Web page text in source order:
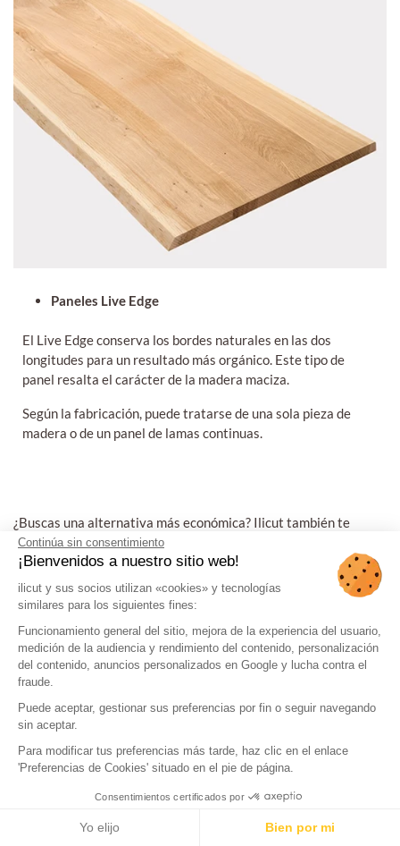
Continúa sin consentimiento
¡Bienvenidos a nuestro sitio web!
ilicut y sus socios utilizan «cookies» y tecnologías
similares para los siguientes fines:
Funcionamiento general del sitio, mejora de la experiencia del usuario,
medición de la audiencia y rendimiento del contenido, personalización
del contenido, anuncios personalizados en Google y lucha contra el
fraude.
Puede aceptar, gestionar sus preferencias por fin o seguir navegando
sin aceptar.
Para modificar tus preferencias más tarde, haz clic en el enlace
'Preferencias de Cookies' situado en el pie de página.
Consentimientos certificados por
Yo elijo Bien por mi
Paneles Live Edge
El Live Edge conserva los bordes naturales en las dos
longitudes para un resultado más orgánico. Este tipo de
panel resalta el carácter de la madera maciza.
Según la fabricación, puede tratarse de una sola pieza de
madera o de un panel de lamas continuas.
¿Buscas una alternativa más económica? Ilicut también te
ofrece una amplia selección de paneles derivados de la madera.
LOS PANELES DERIVADOS DE LA
MADERA: OTRA SOLUCIÓN PARA TU
PROYECTO
Esta categoría agrupa todos los paneles fabricados a partir de
de derivados de la madera. Al igual que los paneles de madera
maciza, estos materiales se emplean para construir muebles y
acondicionar espacios interiores.